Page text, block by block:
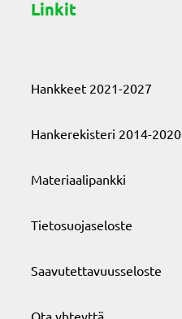
Linkit
Hankkeet 2021-2027
Hankerekisteri 2014-2020
Materiaalipankki
Tietosuojaseloste
Saavutettavuusseloste
Ota yhteyttä